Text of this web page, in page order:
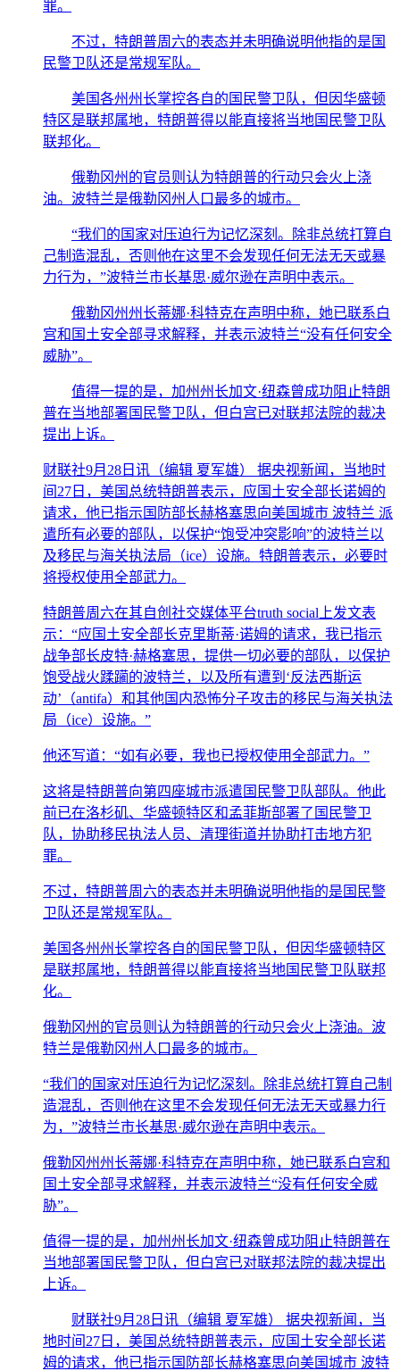
罪。
不过，特朗普周六的表态并未明确说明他指的是国
民警卫队还是常规军队。
美国各州州长掌控各自的国民警卫队，但因华盛顿
特区是联邦属地，特朗普得以能直接将当地国民警卫队
联邦化。
俄勒冈州的官员则认为特朗普的行动只会火上浇
油。波特兰是俄勒冈州人口最多的城市。
“我们的国家对压迫行为记忆深刻。除非总统打算自
己制造混乱，否则他在这里不会发现任何无法无天或暴
力行为，”波特兰市长基思·威尔逊在声明中表示。
俄勒冈州州长蒂娜·科特克在声明中称，她已联系白
宫和国土安全部寻求解释，并表示波特兰“没有任何安全
威胁”。
值得一提的是，加州州长加文·纽森曾成功阻止特朗
普在当地部署国民警卫队，但白宫已对联邦法院的裁决
提出上诉。
财联社9月28日讯（编辑 夏军雄） 据央视新闻，当地时
间27日，美国总统特朗普表示，应国土安全部长诺姆的
请求，他已指示国防部长赫格塞思向美国城市 波特兰 派
遣所有必要的部队，以保护“饱受冲突影响”的波特兰以
及移民与海关执法局（ice）设施。特朗普表示，必要时
将授权使用全部武力。
特朗普周六在其自创社交媒体平台truth social上发文表
示：“应国土安全部长克里斯蒂·诺姆的请求，我已指示
战争部长皮特·赫格塞思，提供一切必要的部队，以保护
饱受战火蹂躏的波特兰，以及所有遭到‘反法西斯运
动’（antifa）和其他国内恐怖分子攻击的移民与海关执法
局（ice）设施。”
他还写道：“如有必要，我也已授权使用全部武力。”
这将是特朗普向第四座城市派遣国民警卫队部队。他此
前已在洛杉矶、华盛顿特区和孟菲斯部署了国民警卫
队，协助移民执法人员、清理街道并协助打击地方犯
罪。
不过，特朗普周六的表态并未明确说明他指的是国民警
卫队还是常规军队。
美国各州州长掌控各自的国民警卫队，但因华盛顿特区
是联邦属地，特朗普得以能直接将当地国民警卫队联邦
化。
俄勒冈州的官员则认为特朗普的行动只会火上浇油。波
特兰是俄勒冈州人口最多的城市。
“我们的国家对压迫行为记忆深刻。除非总统打算自己制
造混乱，否则他在这里不会发现任何无法无天或暴力行
为，”波特兰市长基思·威尔逊在声明中表示。
俄勒冈州州长蒂娜·科特克在声明中称，她已联系白宫和
国土安全部寻求解释，并表示波特兰“没有任何安全威
胁”。
值得一提的是，加州州长加文·纽森曾成功阻止特朗普在
当地部署国民警卫队，但白宫已对联邦法院的裁决提出
上诉。
财联社9月28日讯（编辑 夏军雄） 据央视新闻，当
地时间27日，美国总统特朗普表示，应国土安全部长诺
姆的请求，他已指示国防部长赫格塞思向美国城市 波特